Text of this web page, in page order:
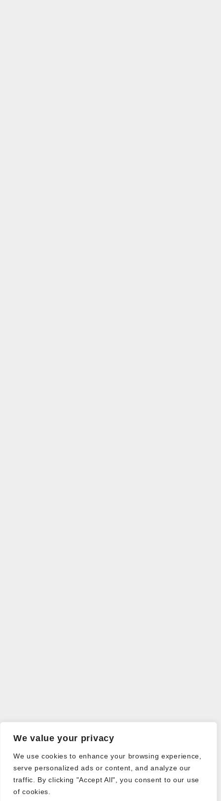
We value your privacy
We use cookies to enhance your browsing experience,
serve personalized ads or content, and analyze our
traffic. By clicking "Accept All", you consent to our use
of cookies.